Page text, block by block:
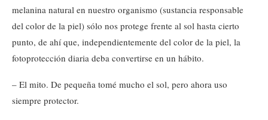
melanina natural en nuestro organismo (sustancia responsable
del color de la piel) sólo nos protege frente al sol hasta cierto
punto, de ahí que, independientemente del color de la piel, la
fotoprotección diaria deba convertirse en un hábito.
– El mito. De pequeña tomé mucho el sol, pero ahora uso
siempre protector.